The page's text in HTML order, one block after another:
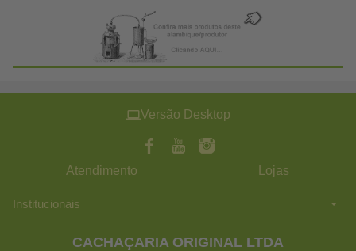
Versão Desktop
Atendimento Lojas
Institucionais
CACHAÇARIA ORIGINAL LTDA